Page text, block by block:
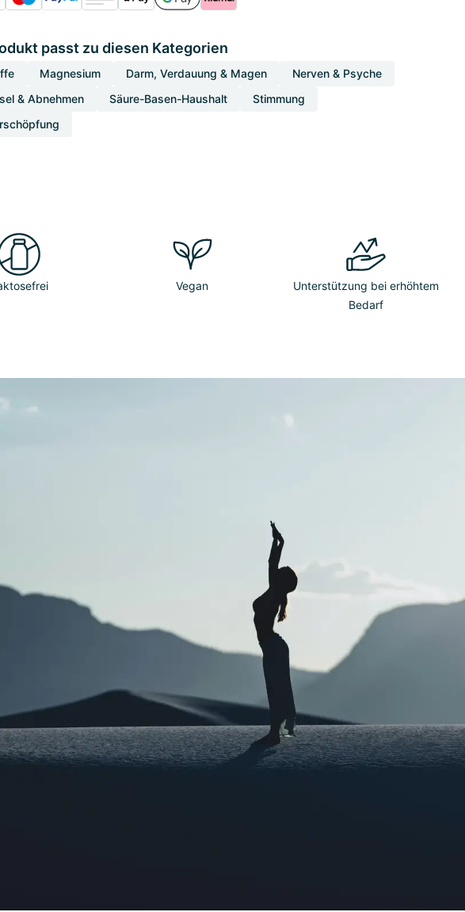
passt zu diesen Kategorien
Magnesium Darm, Verdauung & Magen
Nerven & Psyche
& Abnehmen
Säure-Basen-Haushalt
Stimmung
Vegan
Unterstützung bei erhöhtem
Bedarf